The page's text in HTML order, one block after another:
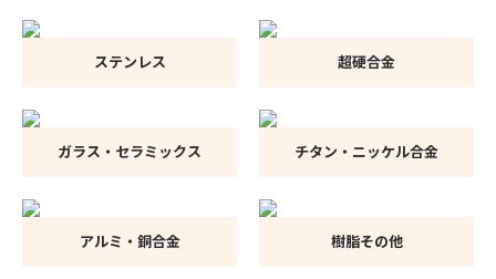
ステンレス 超硬合金
ガラス・セラミックス チタン・ニッケル合金
アルミ・銅合金 樹脂その他